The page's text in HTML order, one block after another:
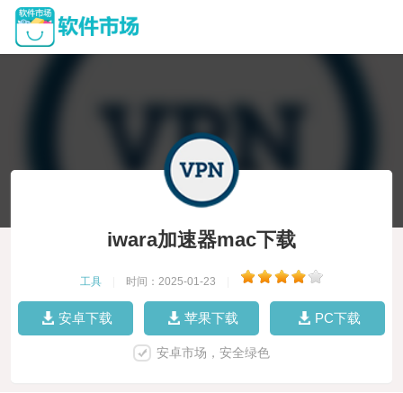
iwara加速器mac下载
工具 时间：2025-01-23
安卓下载 苹果下载 PC下载
安卓市场，安全绿色